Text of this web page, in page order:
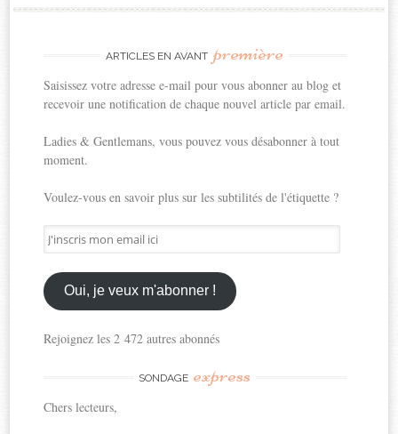
ARTICLES EN AVANT première
Saisissez votre adresse e-mail pour vous abonner au blog et
recevoir une notification de chaque nouvel article par email.
Ladies & Gentlemans, vous pouvez vous désabonner à tout
moment.
Voulez-vous en savoir plus sur les subtilités de l'étiquette ?
J'inscris
mon
email
ici
Oui, je veux m'abonner !
Rejoignez les 2 472 autres abonnés
SONDAGE express
Chers lecteurs,